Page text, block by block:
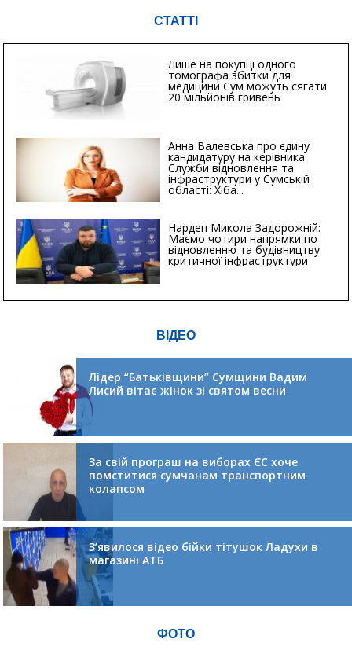
СТАТТІ
Лише на покупці одного
томографа збитки для
медицини Сум можуть сягати
20 мільйонів гривень
Анна Валевська про єдину
кандидатуру на керівника
Служби відновлення та
інфраструктури у Сумській
області: Хіба...
Нардеп Микола Задорожній:
Маємо чотири напрямки по
відновленню та будівництву
критичної інфраструктури
ВІДЕО
Лідер “Батьківщини” Сумщини Вадим
Лисий вітає жінок зі святом весни
За свій програш на виборах ЄС хоче
помститися сумчанам транспортним
колапсом
З’явилося відео бійки тітушок Ладухи в
магазині АТБ
ФОТО